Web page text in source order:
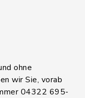
ohne
wir Sie, vorab
04322 695-